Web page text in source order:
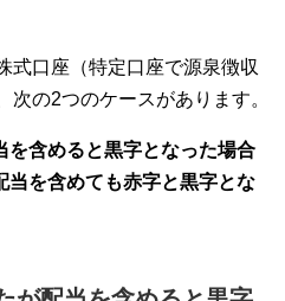
式口座（特定口座で源泉徴収
の2つのケースがあります。
を含めると黒字となった場合
当を含めても赤字と黒字とな